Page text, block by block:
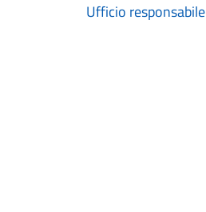
Ufficio responsabile